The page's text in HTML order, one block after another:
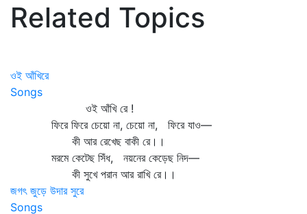
Related Topics
ওই আঁখিরে
Songs
ওই আঁখি রে !
ফিরে ফিরে চেয়ো না, চেয়ো না, ফিরে যাও—
কী আর রেখেছ বাকী রে।।
মরমে কেটেছ সিঁধ, নয়নের কেড়েছ নিদ—
কী সুখে পরান আর রাখি রে।।
জগৎ জুড়ে উদার সুরে
Songs